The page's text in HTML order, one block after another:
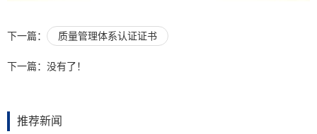
下一篇： 质量管理体系认证证书
下一篇：没有了！
推荐新闻